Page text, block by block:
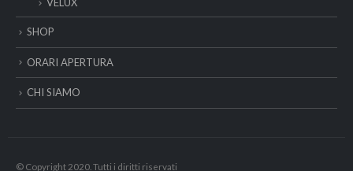
VELUX
SHOP
ORARI APERTURA
CHI SIAMO
© Copyright 2020. Tutti i diritti riservati